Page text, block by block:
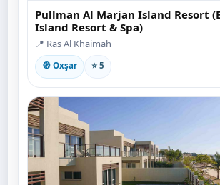
Pullman Al Marjan Island Resort
Island Resort & Spa)
📍 Ras Al Khaimah
🧭 Oxşar ⭐ 5